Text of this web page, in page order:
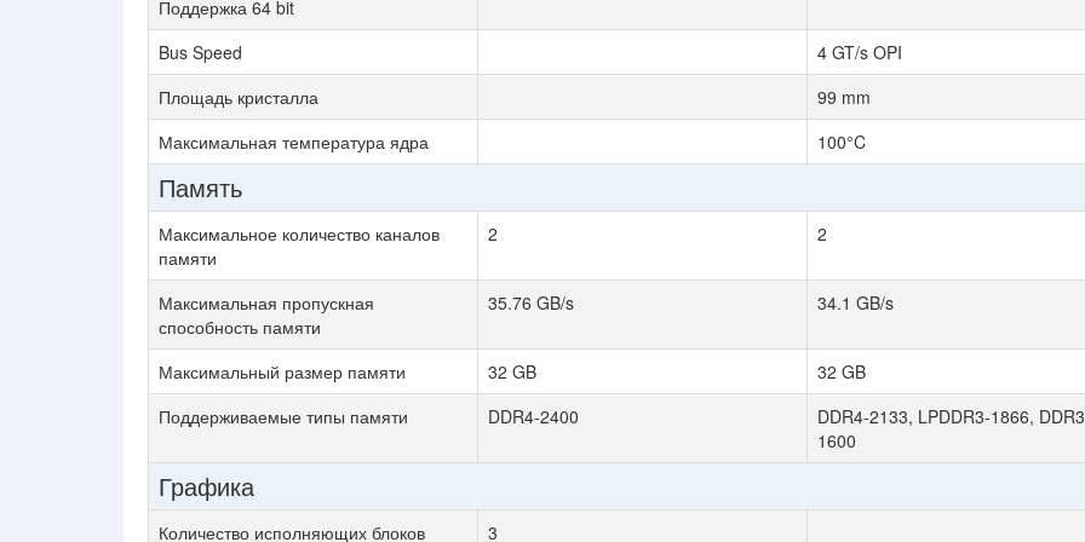
Поддержка 64 bit
Bus Speed
4 GT/s OPI
Площадь кристалла
99 mm
Максимальная температура ядра
100°C
Память
Максимальное количество каналов
памяти
2 2
Максимальная пропускная
способность памяти
35.76 GB/s 34.1 GB/s
Максимальный размер памяти 32 GB
32 GB
Поддерживаемые типы памяти
DDR4-2400
DDR4-2133, LPDDR3-1866,
1600
Графика
Количество исполняющих блоков 3